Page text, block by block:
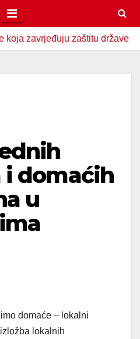
zaštitu države U
i domaćih
u
domaće – lokalni
lokalnih